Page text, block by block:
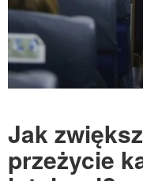
Jak
przeżycie